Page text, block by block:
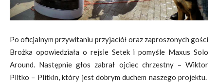
Po oficjalnym przywitaniu przyjaciół oraz zaproszonych gości
Brożka opowiedziała o rejsie Setek i pomyśle Maxus Solo
Around. Następnie głos zabrał ojciec chrzestny – Wiktor
Plitko – Plitkin, który jest dobrym duchem naszego projektu.